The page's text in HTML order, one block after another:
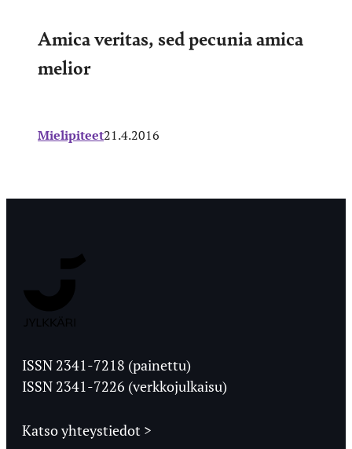
Amica veritas, sed pecunia amica
melior
Mielipiteet21.4.2016
Ylioppilaslehti
ISSN 2341-7218 (painettu)
ISSN 2341-7226 (verkkojulkaisu)
Katso yhteystiedot >